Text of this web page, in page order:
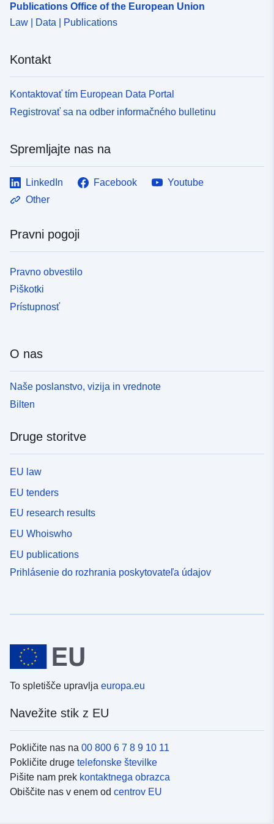
Publications Office of the European Union
Law | Data | Publications
Kontakt
Kontaktovať tím European Data Portal
Registrovať sa na odber informačného bulletinu
Spremljajte nas na
LinkedIn Facebook
Youtube
Other
Pravni pogoji
Pravno obvestilo
Piškotki
Prístupnosť
O nas
Naše poslanstvo, vizija in vrednote
Bilten
Druge storitve
EU law
EU tenders
EU research results
EU Whoiswho
EU publications
Prihlásenie do rozhrania poskytovateľa údajov
To spletišče upravlja europa.eu
Navežite stik z EU
Pokličite nas na 00 800 6 7 8 9 10 11
Pokličite druge telefonske številke
Pišite nam prek kontaktnega obrazca
Obiščite nas v enem od centrov EU